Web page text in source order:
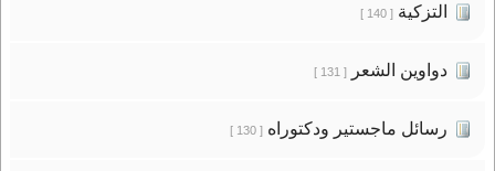
التزكية[ 140 ]
دواوين الشعر[ 131 ]
رسائل ماجستير ودكتوراه[ 130 ]